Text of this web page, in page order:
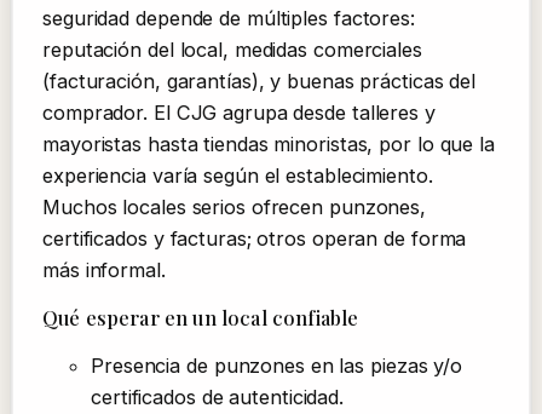
seguridad depende de múltiples factores:
reputación del local, medidas comerciales
(facturación, garantías), y buenas prácticas del
comprador. El CJG agrupa desde talleres y
mayoristas hasta tiendas minoristas, por lo que la
experiencia varía según el establecimiento.
Muchos locales serios ofrecen punzones,
certificados y facturas; otros operan de forma
más informal.
Qué esperar en un local confiable
Presencia de punzones en las piezas y/o
certificados de autenticidad.